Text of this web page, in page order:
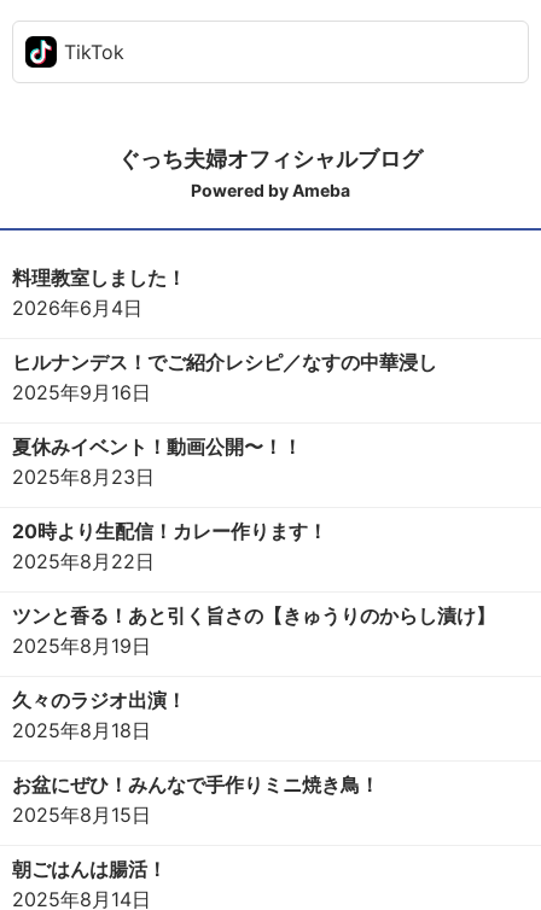
TikTok
ぐっち夫婦オフィシャルブログ
Powered by Ameba
料理教室しました！
2026年6月4日
ヒルナンデス！でご紹介レシピ／なすの中華浸し
2025年9月16日
夏休みイベント！動画公開〜！！
2025年8月23日
20時より生配信！カレー作ります！
2025年8月22日
ツンと香る！あと引く旨さの【きゅうりのからし漬け】
2025年8月19日
久々のラジオ出演！
2025年8月18日
お盆にぜひ！みんなで手作りミニ焼き鳥！
2025年8月15日
朝ごはんは腸活！
2025年8月14日